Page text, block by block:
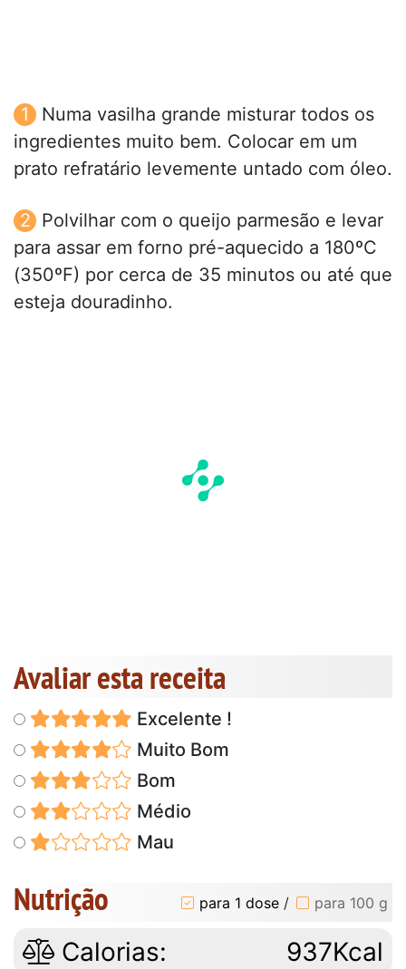
Numa vasilha grande misturar todos os
ingredientes muito bem. Colocar em um
prato refratário levemente untado com óleo.
Polvilhar com o queijo parmesão e levar
para assar em forno pré-aquecido a 180ºC
(350ºF) por cerca de 35 minutos ou até que
esteja douradinho.
Avaliar esta receita
Excelente !
Muito Bom
Bom
Médio
Mau
Nutrição para 1 dose / para 100 g
Calorias: 937Kcal